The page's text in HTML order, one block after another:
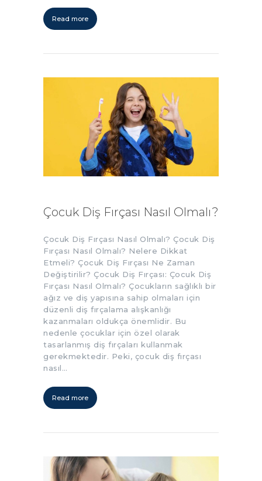
Read more
Çocuk Diş Fırçası Nasıl Olmalı?
Çocuk Diş Fırçası Nasıl Olmalı? Çocuk Diş
Fırçası Nasıl Olmalı? Nelere Dikkat
Etmeli? Çocuk Diş Fırçası Ne Zaman
Değiştirilir? Çocuk Diş Fırçası: Çocuk Diş
Fırçası Nasıl Olmalı? Çocukların sağlıklı bir
ağız ve diş yapısına sahip olmaları için
düzenli diş fırçalama alışkanlığı
kazanmaları oldukça önemlidir. Bu
nedenle çocuklar için özel olarak
tasarlanmış diş fırçaları kullanmak
gerekmektedir. Peki, çocuk diş fırçası
nasıl…
Read more